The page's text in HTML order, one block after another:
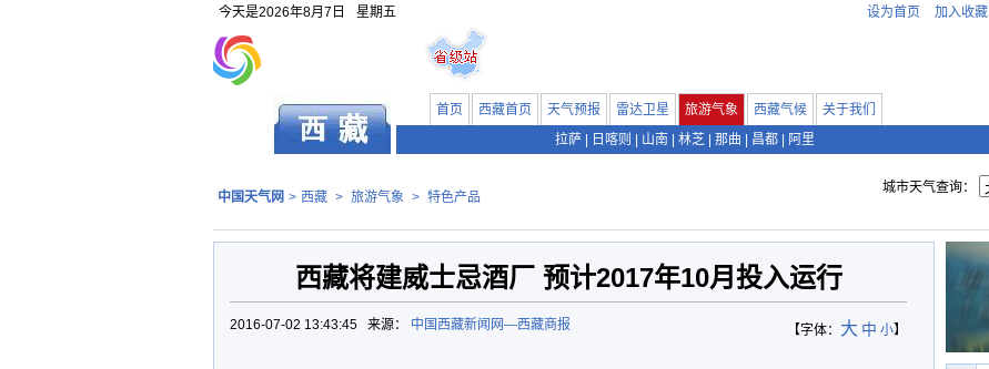
今天是2026年8月7日 星期五 设为首页 加入收藏
首页 西藏首页 天气预报 雷达卫星 旅游气象 西藏气候
关于我们
拉萨
日喀则 山南 林芝 那曲 昌都 阿里
中国天气网 > 西藏 > 旅游气象 > 特色产品
城市天气查询：
西藏将建威士忌酒厂 预计2017年10月投入运行
【字体： 大 中 小】
2016-07-02 13:43:45 来源： 中国西藏新闻网—西藏商报